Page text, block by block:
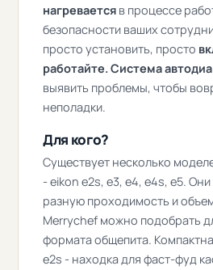
нагревается в процессе
безопасности ваших
просто установить, просто
работайте. Система
выявить проблемы, чтобы
неполадки.
Для кого?
Существует несколько
- eikon e2s, e3, e4, e4s, e5.
разную проходимость и
Merrychef можно подобрать
формата общепита.
e2s - находка для фаст-фуд